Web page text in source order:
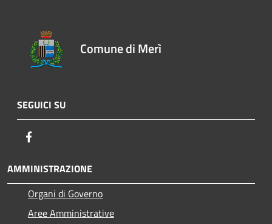
Comune di Merì
SEGUICI SU
AMMINISTRAZIONE
Organi di Governo
Aree Amministrative